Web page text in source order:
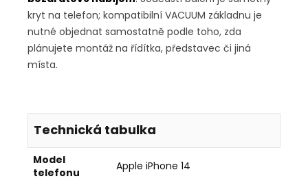
kryt na telefon; kompatibilní VACUUM základnu je
nutné objednat samostatně podle toho, zda
plánujete montáž na řídítka, představec či jiná
místa.
Technická tabulka
Model
telefonu
Apple iPhone 14